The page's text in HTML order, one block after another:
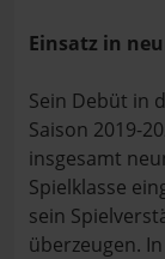
Einsatz in
Sein Debüt in
Saison 2019-
insgesamt
Spielklasse
sein
überzeugen.